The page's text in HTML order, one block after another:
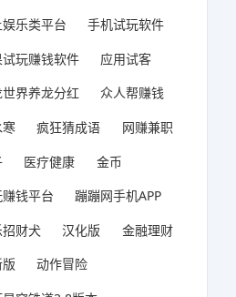
乐类平台
手机试玩软件
玩赚钱软件
应用试客
界养龙分红
众人帮赚钱
疯狂猜成语
网赚兼职
医疗健康
金币
钱平台
蹦蹦网手机APP
财犬
汉化版
金融理财
动作冒险